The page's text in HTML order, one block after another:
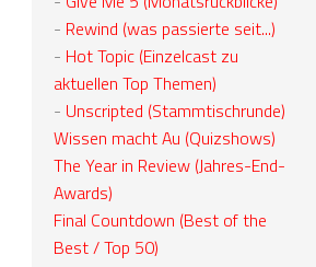
- Rewind (was passierte seit...)
- Hot Topic (Einzelcast zu
aktuellen Top Themen)
- Unscripted (Stammtischrunde)
Wissen macht Au (Quizshows)
The Year in Review (Jahres-End-
Awards)
Final Countdown (Best of the
Best / Top 50)